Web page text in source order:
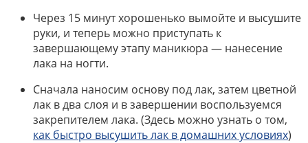
Через 15 минут хорошенько вымойте и высушите
руки, и теперь можно приступать к
завершающему этапу маникюра — нанесение
лака на ногти.
Сначала наносим основу под лак, затем цветной
лак в два слоя и в завершении воспользуемся
закрепителем лака. (Здесь можно узнать о том,
как быстро высушить лак в домашних условиях)